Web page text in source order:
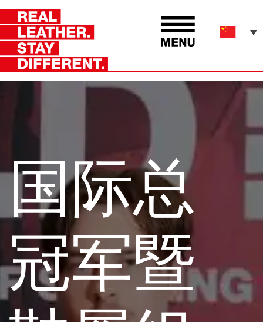
国际总
冠军暨